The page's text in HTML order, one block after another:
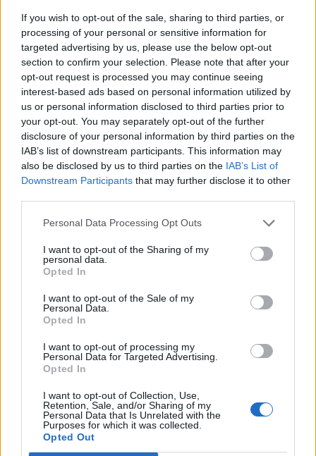
If you wish to opt-out of the sale, sharing to third parties, or
processing of your personal or sensitive information for
targeted advertising by us, please use the below opt-out
section to confirm your selection. Please note that after your
opt-out request is processed you may continue seeing
interest-based ads based on personal information utilized by
us or personal information disclosed to third parties prior to
your opt-out. You may separately opt-out of the further
disclosure of your personal information by third parties on the
IAB’s list of downstream participants. This information may
also be disclosed by us to third parties on the IAB’s List of
Downstream Participants that may further disclose it to other
Personal Data Processing Opt Outs
I want to opt-out of the Sharing of my
personal data.
Opted In
I want to opt-out of the Sale of my
Personal Data.
Opted In
I want to opt-out of processing my
Personal Data for Targeted Advertising.
Opted In
I want to opt-out of Collection, Use,
Retention, Sale, and/or Sharing of my
Personal Data that Is Unrelated with the
Purposes for which it was collected.
Opted Out